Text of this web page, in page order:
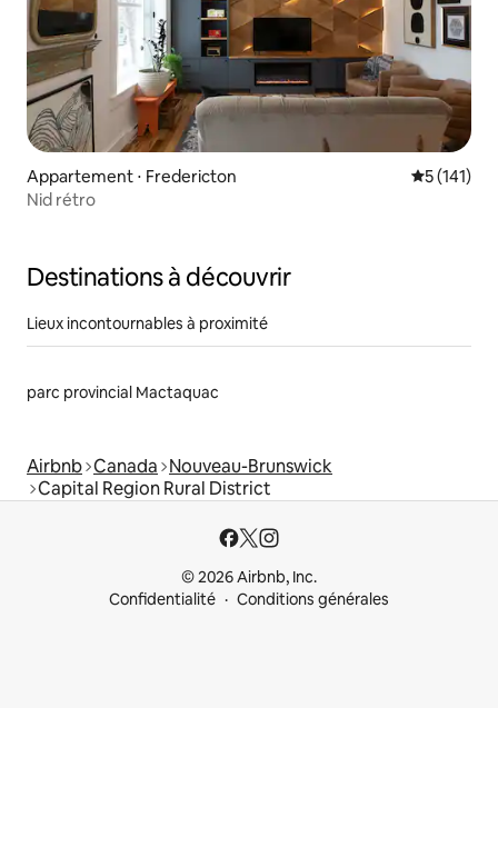
Appartement ⋅ Fredericton Évaluation
5 (141)
Nid rétro
Destinations à découvrir
Lieux incontournables à proximité
parc provincial Mactaquac
Airbnb Canada Nouveau-Brunswick
Capital Region Rural District
© 2026 Airbnb, Inc.
Confidentialité
Conditions générales